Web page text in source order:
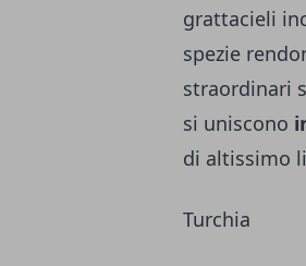
grattacieli
spezie
straordinari
si uniscono
di altissimo
Turchia